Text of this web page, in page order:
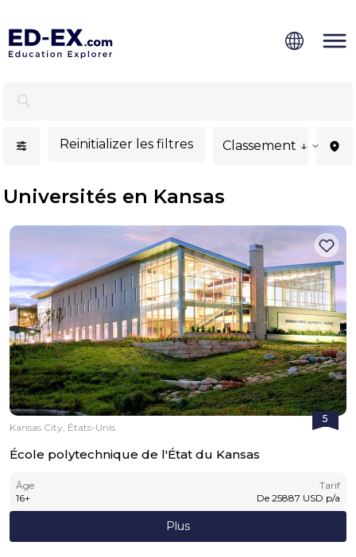
Reinitializer les filtres Classement ↓
Universités en Kansas
5
Kansas City, États-Unis
École polytechnique de l'État du Kansas
Âge
16+
Tarif
De 25887 USD p/a
Plus